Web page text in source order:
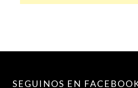
SEGUINOS EN